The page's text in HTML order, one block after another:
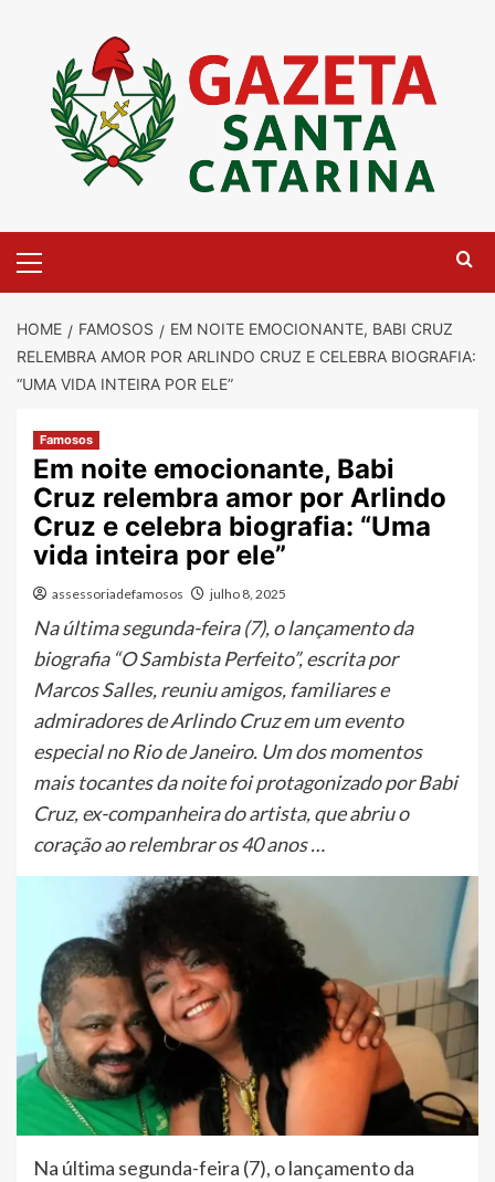
content
Menu
HOME FAMOSOS
EM NOITE EMOCIONANTE, BABI CRUZ
RELEMBRA AMOR POR ARLINDO CRUZ E CELEBRA BIOGRAFIA:
“UMA VIDA INTEIRA POR ELE”
Famosos
Em noite emocionante, Babi
Cruz relembra amor por Arlindo
Cruz e celebra biografia: “Uma
vida inteira por ele”
assessoriadefamosos julho 8, 2025
Na última segunda-feira (7), o lançamento da
biografia “O Sambista Perfeito”, escrita por
Marcos Salles, reuniu amigos, familiares e
admiradores de Arlindo Cruz em um evento
especial no Rio de Janeiro. Um dos momentos
mais tocantes da noite foi protagonizado por Babi
Cruz, ex-companheira do artista, que abriu o
coração ao relembrar os 40 anos …
Na última segunda-feira (7), o lançamento da